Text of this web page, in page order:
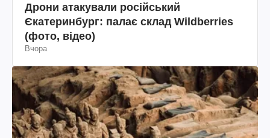
Дрони атакували російський
Єкатеринбург: палає склад Wildberries
(фото, відео)
Вчора